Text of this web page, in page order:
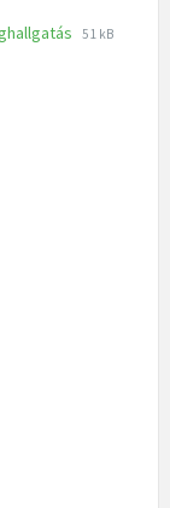
51 kB